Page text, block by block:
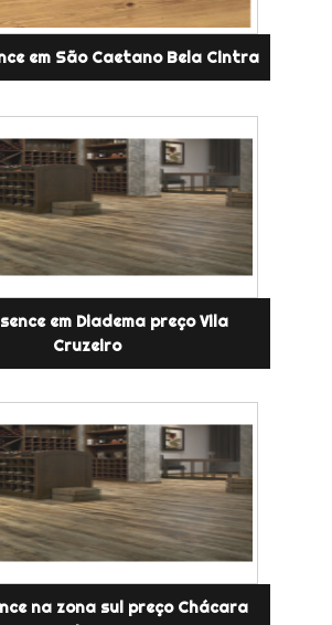
em São Caetano Bela Cintra
em Diadema preço Vila
Cruzeiro
na zona sul preço Chácara